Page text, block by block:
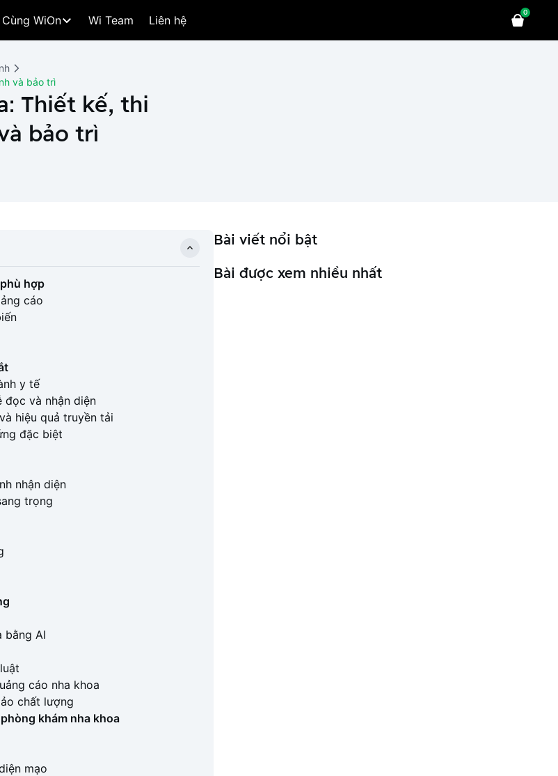
Cùng WiOn Wi Team Liên hệ
0
và bảo trì
Thiết kế, thi
bảo trì
hợp
cáo
y tế
đọc và nhận diện
hiệu quả truyền tải
đặc biệt
nhận diện
trọng
bằng AI
cáo nha khoa
chất lượng
khám nha khoa
mạo
Bài viết nổi bật
Bài được xem nhiều nhất